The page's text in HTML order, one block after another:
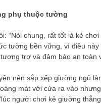
phụ thuộc tường
“Nói chung, rất tốt là kẻ
tường bền vững, vì điều này
trợ và đảm bảo an toàn
nên sắp xếp giường ngủ
mát với cửa ra vào
người chơi kê giường